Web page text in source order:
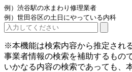
例）渋谷駅の水まわり修理業者
例）世田谷区の土日にやっている内科
※本機能は検索内容から推定され
事業者情報の検索を補助するもので
いかなる内容の検索であっても、